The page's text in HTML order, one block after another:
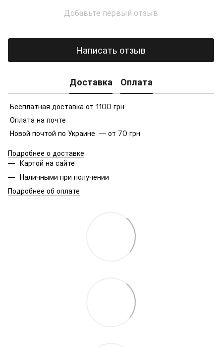
Добавьте первый отзыв
Написать отзыв
Доставка Оплата
Бесплатная доставка от 1100 грн
Оплата на почте
Новой почтой по Украине — от 70 грн
Подробнее о доставке
Картой на сайте
Наличными при получении
Подробнее об оплате